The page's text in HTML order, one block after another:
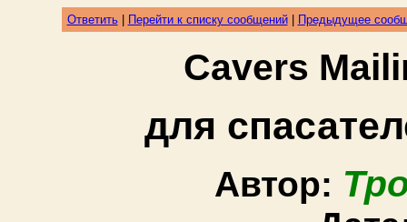
Ответить| Перейти к списку сообщений| Предыдущее
Cavers
для
Автор: